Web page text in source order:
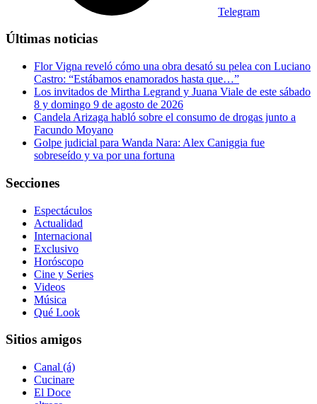
Telegram
Últimas noticias
Flor Vigna reveló cómo una obra desató su pelea con Luciano
Castro: “Estábamos enamorados hasta que…”
Los invitados de Mirtha Legrand y Juana Viale de este sábado
8 y domingo 9 de agosto de 2026
Candela Arizaga habló sobre el consumo de drogas junto a
Facundo Moyano
Golpe judicial para Wanda Nara: Alex Caniggia fue
sobreseído y va por una fortuna
Secciones
Espectáculos
Actualidad
Internacional
Exclusivo
Horóscopo
Cine y Series
Videos
Música
Qué Look
Sitios amigos
Canal (á)
Cucinare
El Doce